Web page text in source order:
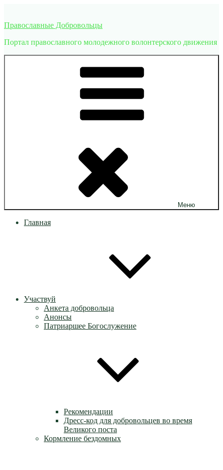
содержимому
Православные Добровольцы
Портал православного молодежного волонтерского движения
Меню
Главная
Участвуй
Анкета добровольца
Анонсы
Патриаршее Богослужение
Рекомендации
Дресс-код для добровольцев во время
Великого поста
Кормление бездомных